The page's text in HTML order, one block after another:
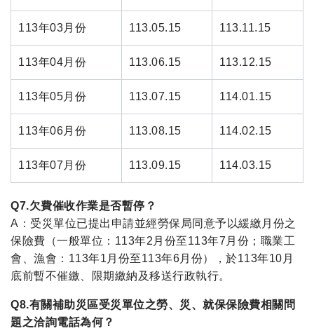
113年03月份 113.05.15 113.11.15
113年04月份 113.06.15 113.12.15
113年05月份 113.07.15 114.01.15
113年06月份 113.08.15 114.02.15
113年07月份 113.09.15 114.03.15
Q7.欠費催收作業是否暫停？
A：受災單位已提出申請並經勞保局同意予以緩繳月份之
保險費（一般單位：113年2月份至113年7月份；職業工
會、漁會：113年1月份至113年6月份），於113年10月
底前暫不催繳、限期繳納及移送行政執行。
Q8.有關補助災區受災單位之勞、災、就保保險費相關問
題之洽詢電話為何？